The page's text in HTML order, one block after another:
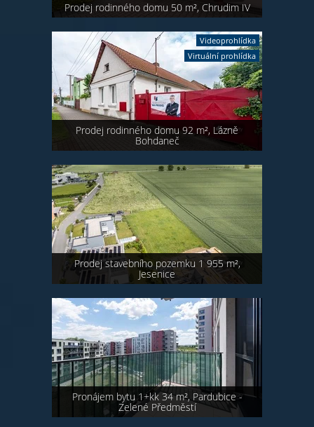
Prodej rodinného domu 50 m², Chrudim IV
Prodej rodinného domu 92 m², Lázně
Bohdaneč
Videoprohlídka
Virtuální prohlídka
Prodej stavebního pozemku 1 955 m²,
Jesenice
Pronájem bytu 1+kk 34 m², Pardubice -
Zelené Předměstí